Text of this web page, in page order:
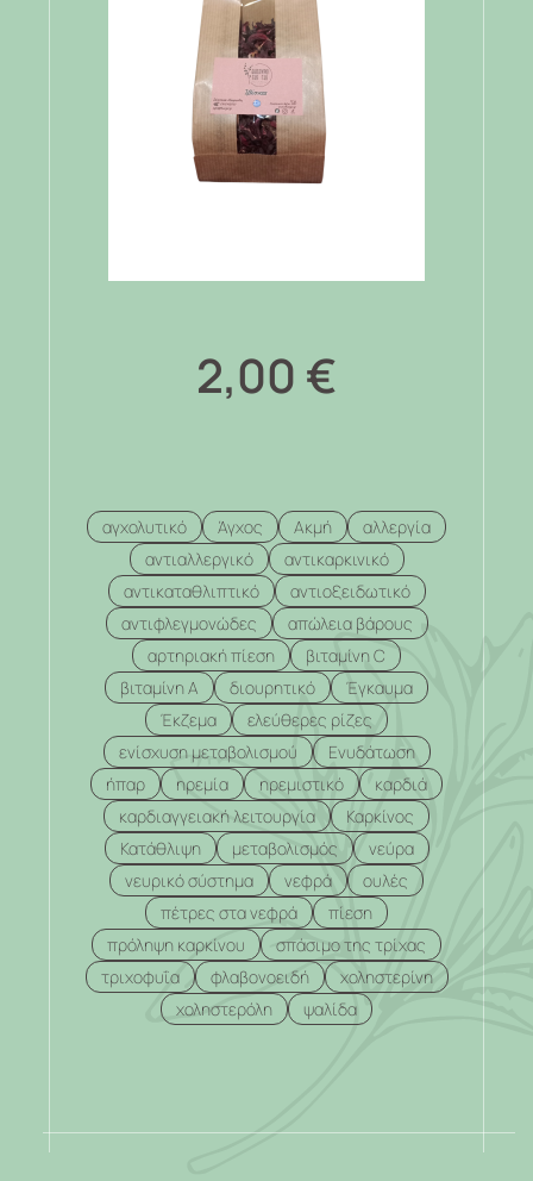
2,00 €
αγχολυτικό Άγχος Ακμή
αλλεργία
αντιαλλεργικό
αντικαρκινικό
αντικαταθλιπτικό
αντιοξειδωτικό
αντιφλεγμονώδες
απώλεια βάρους
αρτηριακή πίεση
βιταμίνη C
βιταμίνη Α
διουρητικό
Έγκαυμα
Έκζεμα
ελεύθερες ρίζες
ενίσχυση μεταβολισμού
Ενυδάτωση
ήπαρ
ηρεμία ηρεμιστικό
καρδιά
καρδιαγγειακή λειτουργία
Καρκίνος
Κατάθλιψη
μεταβολισμός
νεύρα
νευρικό σύστημα
νεφρά
ουλές
πέτρες στα νεφρά
πίεση
πρόληψη καρκίνου
σπάσιμο της τρίχας
τριχοφυΐα
φλαβονοειδή
χοληστερίνη
χοληστερόλη
ψαλίδα
.